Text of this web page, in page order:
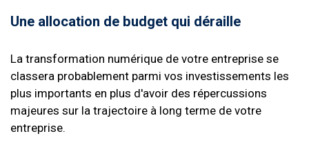
Une allocation de budget qui déraille
La transformation numérique de votre entreprise se
classera probablement parmi vos investissements les
plus importants en plus d'avoir des répercussions
majeures sur la trajectoire à long terme de votre
entreprise.